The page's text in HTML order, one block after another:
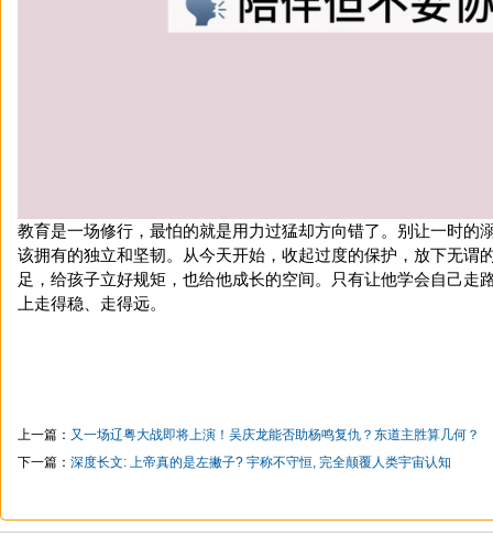
教育是一场修行，最怕的就是用力过猛却方向错了。别让一时的
该拥有的独立和坚韧。从今天开始，收起过度的保护，放下无谓
足，给孩子立好规矩，也给他成长的空间。只有让他学会自己走
上走得稳、走得远。
上一篇： 又一场辽粤大战即将上演！吴庆龙能否助杨鸣复仇？东道主胜算几何？
下一篇： 深度长文: 上帝真的是左撇子? 宇称不守恒, 完全颠覆人类宇宙认知